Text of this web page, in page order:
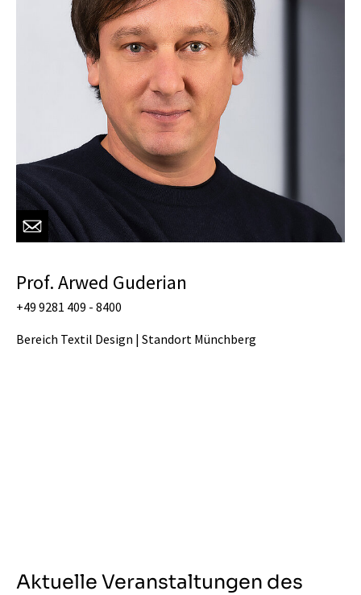
Prof. Arwed Guderian
+49 9281 409 - 8400
Bereich Textil Design | Standort Münchberg
Aktuelle Veranstaltungen des